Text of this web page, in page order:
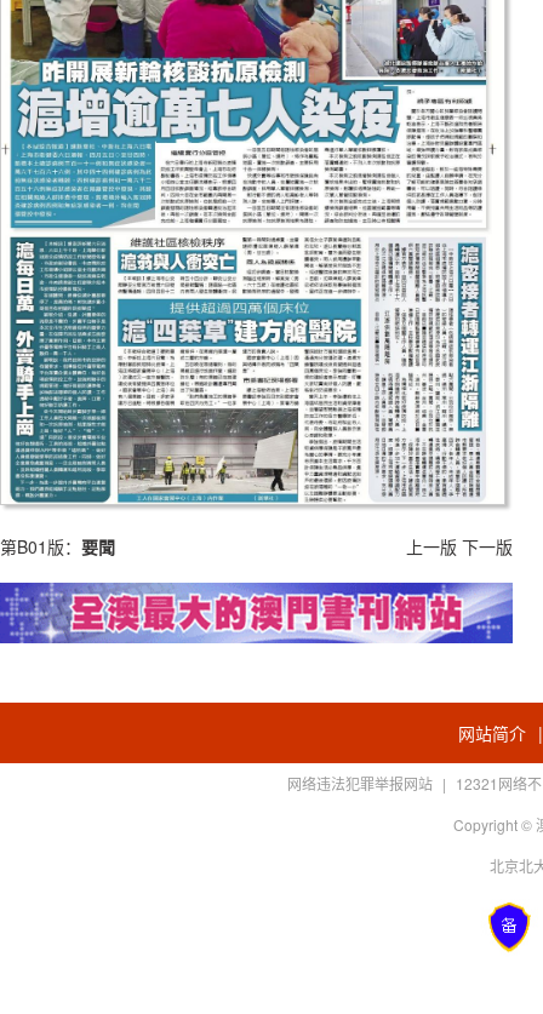
第B01版： 要聞 上一版 下一版
网站简介
网络违法犯罪举报网站 | 12321网络
Copyright ©
北京北